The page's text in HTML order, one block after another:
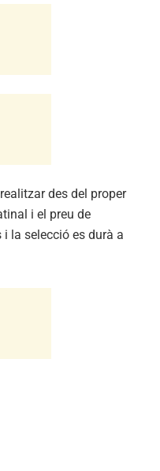
des del proper
i el preu de
la selecció es durà a